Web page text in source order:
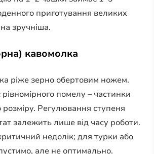
приготування великих
зручніша.
кавомолка
ріже зерно обертовим ножем.
помелу – частинки
розміру. Регулювання ступеня
залежить лише від часу роботи.
недолік; для турки або
але не оптимально.